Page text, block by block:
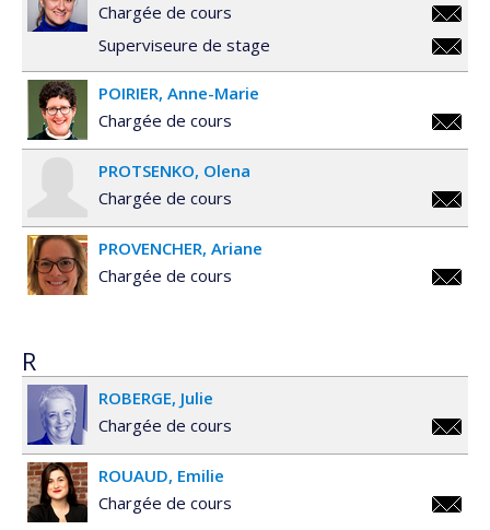
Chargée de cours
Superviseure de stage
POIRIER Anne-Marie
anne-
Chargée de cours
PROTSENKO Olena
Chargée de cours
PROVENCHER Ariane
Chargée de cours
R
ROBERGE Julie
Chargée de cours
ROUAUD Emilie
Chargée de cours